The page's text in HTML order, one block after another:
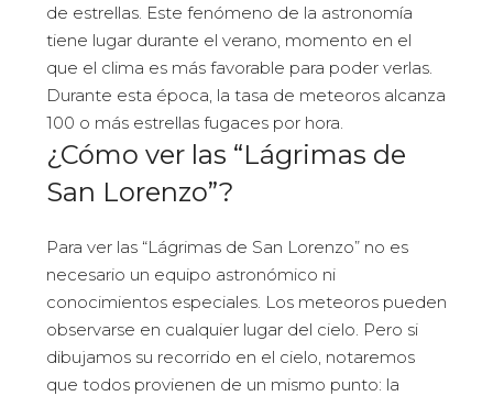
de estrellas. Este fenómeno de la astronomía
tiene lugar durante el verano, momento en el
que el clima es más favorable para poder verlas.
Durante esta época, la tasa de meteoros alcanza
100 o más estrellas fugaces por hora.
¿Cómo ver las “Lágrimas de
San Lorenzo”?
Para ver las “Lágrimas de San Lorenzo” no es
necesario un equipo astronómico ni
conocimientos especiales. Los meteoros pueden
observarse en cualquier lugar del cielo. Pero si
dibujamos su recorrido en el cielo, notaremos
que todos provienen de un mismo punto: la